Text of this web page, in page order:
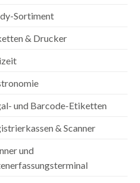
Sortiment
& Drucker
und Barcode-Etiketten
& Scanner
und